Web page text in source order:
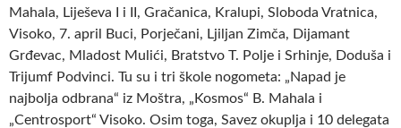
Mahala, Liješeva I i II, Gračanica, Kralupi, Sloboda Vratnica,
Visoko, 7. april Buci, Porječani, Ljiljan Zimča, Dijamant
Grđevac, Mladost Mulići, Bratstvo T. Polje i Srhinje, Doduša i
Trijumf Podvinci. Tu su i tri škole nogometa: „Napad je
najbolja odbrana“ iz Moštra, „Kosmos“ B. Mahala i
„Centrosport“ Visoko. Osim toga, Savez okuplja i 10 delegata